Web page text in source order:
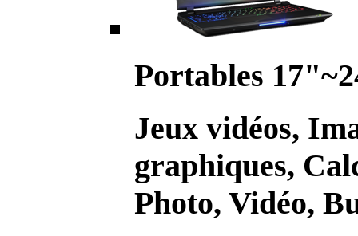
Portables
Jeux vidéos,
graphiques,
Photo, Vidéo,